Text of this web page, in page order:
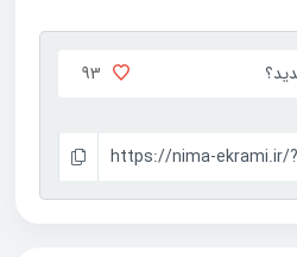
93
https://nima-ekrami.ir/